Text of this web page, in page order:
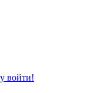
войти!